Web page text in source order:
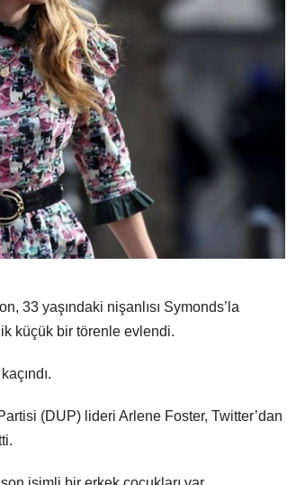
33 yaşındaki nişanlısı Symonds’la
küçük bir törenle evlendi.
(DUP) lideri Arlene Foster, Twitter’dan